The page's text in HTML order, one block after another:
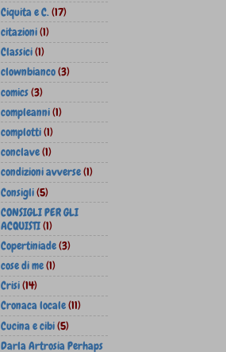
Ciquita e C.(17)
citazioni(1)
Classici(1)
clownbianco(3)
comics(3)
compleanni(1)
complotti(1)
conclave(1)
condizioni avverse(1)
Consigli(5)
CONSIGLI PER GLI
ACQUISTI(1)
Copertiniade(3)
cose di me(1)
Crisi(14)
Cronaca locale(11)
Cucina e cibi(5)
Darla Artrosia Perhaps